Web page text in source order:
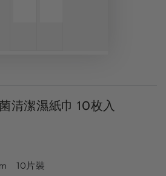
清潔濕紙巾 10枚入
10片裝